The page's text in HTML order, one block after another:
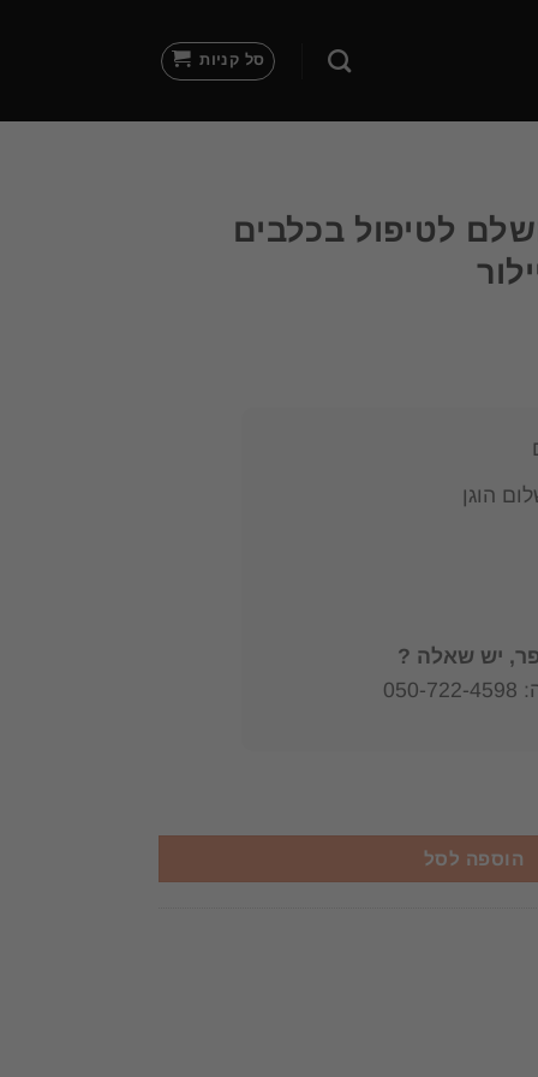
סל קניות
לטיפול בכלבים
הוגן
יש שאלה ?
בכלבים וגידולם / דיוויד טיילור
הוספה לסל